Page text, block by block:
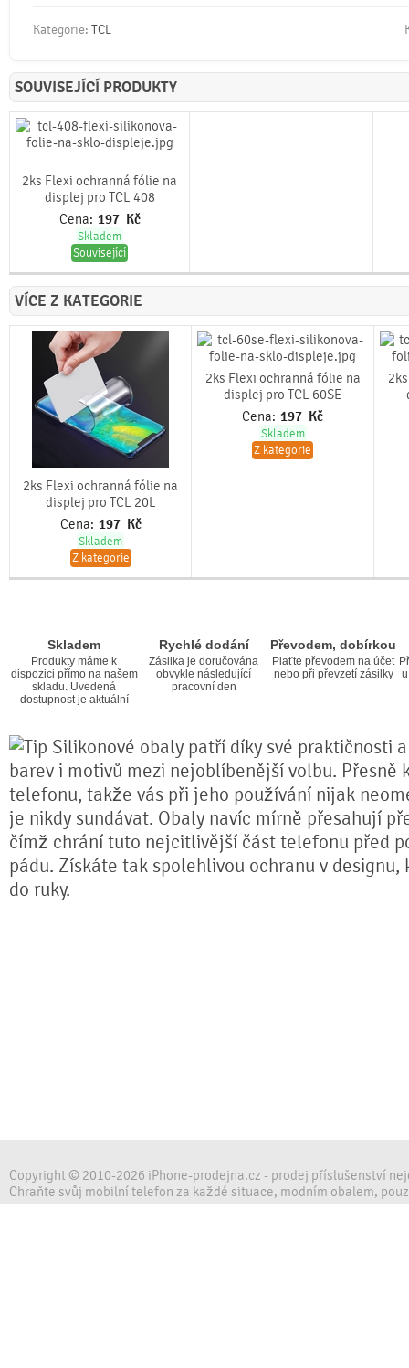
Kategorie: TCL
SOUVISEJÍCÍ PRODUKTY
2ks Flexi ochranná fólie na
displej pro TCL 408
Cena: 197 Kč
Skladem
Související
VÍCE Z KATEGORIE
2ks Flexi ochranná fólie na
displej pro TCL 20L
Cena: 197 Kč
Skladem
Z kategorie
2ks Flexi ochranná fólie na
displej pro TCL 60SE
Cena: 197 Kč
Skladem
Z kategorie
Skladem
Produkty máme k
dispozici přímo na našem
skladu. Uvedená
dostupnost je aktuální
Rychlé dodání
Zásilka je doručována
obvykle následující
pracovní den
Převodem, dobírkou
Plaťte převodem na účet
nebo při převzetí zásilky
Silikonové obaly patří díky své praktičnosti
barev i motivů mezi nejoblíbenější volbu. Přesně
telefonu, takže vás při jeho používání nijak
je nikdy sundávat. Obaly navíc mírně přesahují
čímž chrání tuto nejcitlivější část telefonu před
pádu. Získáte tak spolehlivou ochranu v designu,
do ruky.
Copyright © 2010-2026 iPhone-prodejna.cz - prodej příslušenství
Chraňte svůj mobilní telefon za každé situace, modním obalem,